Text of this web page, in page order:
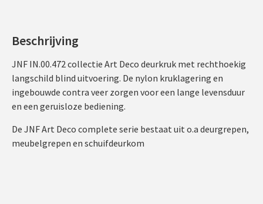
Beschrijving
JNF IN.00.472 collectie Art Deco deurkruk met rechthoekig
langschild blind uitvoering. De nylon kruklagering en
ingebouwde contra veer zorgen voor een lange levensduur
en een geruisloze bediening.
De JNF Art Deco complete serie bestaat uit o.a deurgrepen,
meubelgrepen en schuifdeurkom